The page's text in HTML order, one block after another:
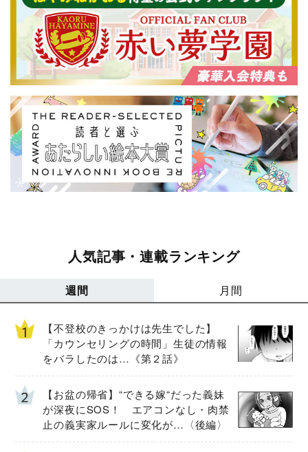
人気記事・連載ランキング
週間 月間
【不登校のきっかけは先生でした】
「カウンセリングの時間」生徒の情報
をバラしたのは…《第２話》
【お盆の帰省】“できる嫁“だった義妹
が深夜にSOS！ エアコンなし・肉禁
止の義実家ルールに変化が…〈後編〉